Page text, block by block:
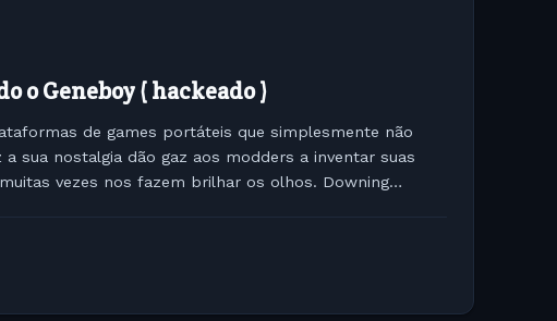
o Geneboy ( hackeado )
de games portáteis que simplesmente não
a sua nostalgia dão gaz aos modders a inventar suas
vezes nos fazem brilhar os olhos. Downing